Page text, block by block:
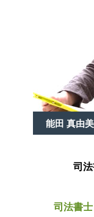
能田 真由美
司
司法書